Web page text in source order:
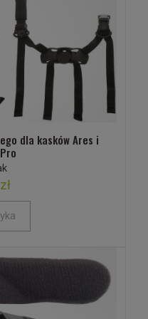
dla kasków Ares i